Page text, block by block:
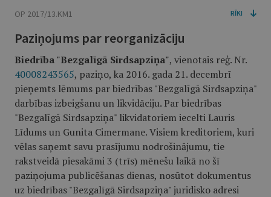
OP 2017/13.KM1
RĪKI
Paziņojums par reorganizāciju
Biedrība "Bezgalīgā Sirdsapziņa", vienotais reģ. Nr.
40008243565, paziņo, ka 2016. gada 21. decembrī
pieņemts lēmums par biedrības "Bezgalīgā Sirdsapziņa"
darbības izbeigšanu un likvidāciju. Par biedrības
"Bezgalīgā Sirdsapziņa" likvidatoriem iecelti Lauris
Līdums un Gunita Cimermane. Visiem kreditoriem, kuri
vēlas saņemt savu prasījumu nodrošinājumu, tie
rakstveidā piesakāmi 3 (trīs) mēnešu laikā no šī
paziņojuma publicēšanas dienas, nosūtot dokumentus
uz biedrības "Bezgalīgā Sirdsapziņa" juridisko adresi